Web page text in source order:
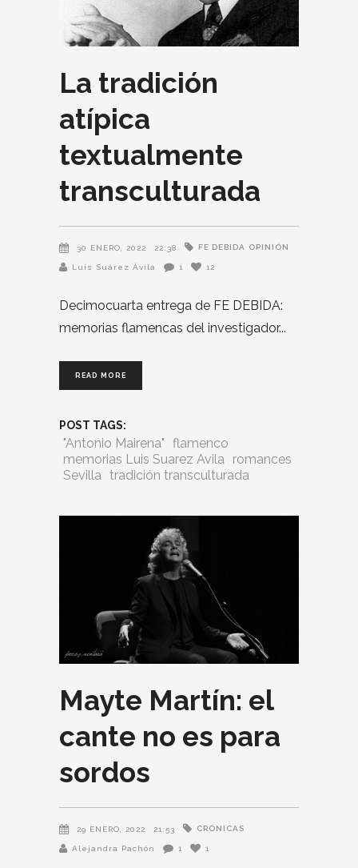
La tradición
atípica
textualmente
transculturada
30 ENERO, 2022 22:38 FE DEBIDA OPINIÓN
Luis Suárez Ávila 1 12
Decimocuarta entrega de FE DEBIDA:
memorias flamencas del investigador
READ MORE
POST TAGS:
"Antonio Mairena" flamenco
memorias Luis Suarez Avila romances
Sevilla tradición transculturada
Mayte Martín: el
cante no es para
sordos
29 ENERO, 2022 21:53 CRÓNICAS
Alejandra Pachón 1 1